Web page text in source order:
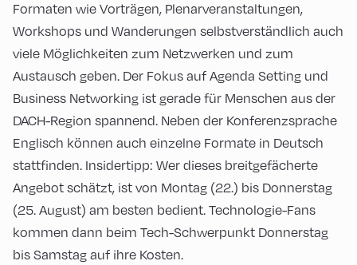
Formaten wie Vorträgen, Plenarveranstaltungen,
Workshops und Wanderungen selbstverständlich auch
viele Möglichkeiten zum Netzwerken und zum
Austausch geben. Der Fokus auf Agenda Setting und
Business Networking ist gerade für Menschen aus der
DACH-Region spannend. Neben der Konferenzsprache
Englisch können auch einzelne Formate in Deutsch
stattfinden. Insidertipp: Wer dieses breitgefächerte
Angebot schätzt, ist von Montag (22.) bis Donnerstag
(25. August) am besten bedient. Technologie-Fans
kommen dann beim Tech-Schwerpunkt Donnerstag
bis Samstag auf ihre Kosten.